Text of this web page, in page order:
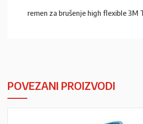
remen za brušenje high flexible 3M
POVEZANI PROIZVODI